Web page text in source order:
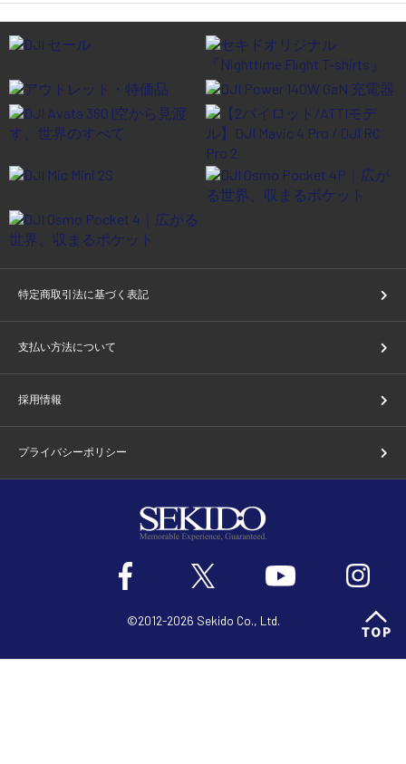
特定商取引法に基づく表記
支払い方法について
採用情報
プライバシーポリシー
©2012-2026 Sekido Co., Ltd.